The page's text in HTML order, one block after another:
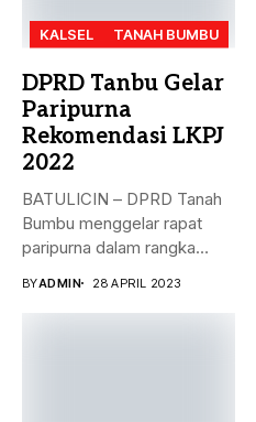
KALSEL TANAH BUMBU
DPRD Tanbu Gelar
Paripurna
Rekomendasi LKPJ
2022
BATULICIN – DPRD Tanah
Bumbu menggelar rapat
paripurna dalam rangka
BYADMIN 28 APRIL 2023